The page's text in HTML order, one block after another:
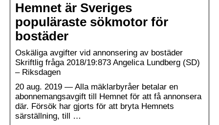
Hemnet är Sveriges
populäraste sökmotor för
bostäder
Oskäliga avgifter vid annonsering av bostäder
Skriftlig fråga 2018/19:873 Angelica Lundberg (SD)
– Riksdagen
20 aug. 2019 — Alla mäklarbyråer betalar en
abonnemangsavgift till Hemnet för att få annonsera
där. Försök har gjorts för att bryta Hemnets
särställning, till …